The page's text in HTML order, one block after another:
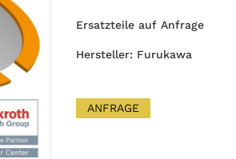
Ersatzteile auf Anfrage
Hersteller: Furukawa
ANFRAGE